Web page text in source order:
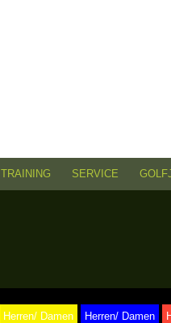
TRAINING SERVICE
Herren/ Damen Herren/ Damen